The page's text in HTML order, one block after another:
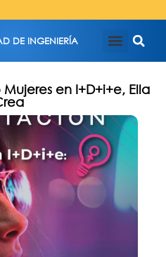
DE INGENIERÍA
en I+D+i+e, Ella